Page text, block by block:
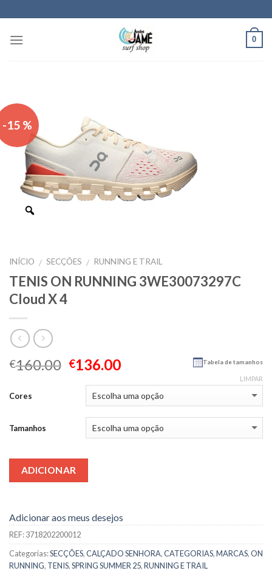
to
content
0
-15 %
INÍCIO / SECÇÕES / RUNNING E TRAIL
TENIS ON RUNNING 3WE30073297C
Cloud X 4
€160.00 €136.00 Tabela de tamanhos
Cores
Tamanhos
LIMPAR
ADICIONAR
Adicionar aos meus desejos
REF:3718202200012
Categorias:SECÇÕES,CALÇADO SENHORA,CATEGORIAS,MARCAS,ON
RUNNING, TENIS,SPRING SUMMER 25,RUNNING E TRAIL